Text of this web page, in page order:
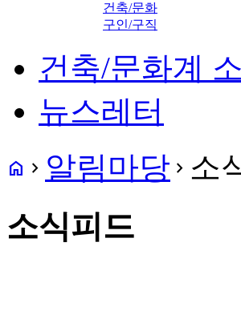
건축/문화
구인/구직
건축/문화계
뉴스레터
home navigate_next 알림마당 navigate_next 소
소식피드